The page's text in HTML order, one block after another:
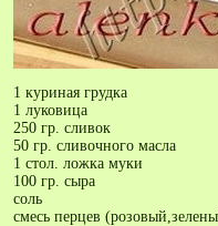
1 куриная грудка
1 луковица
250 гр. сливок
50 гр. сливочного масла
1 стол. ложка муки
100 гр. сыра
соль
смесь перцев